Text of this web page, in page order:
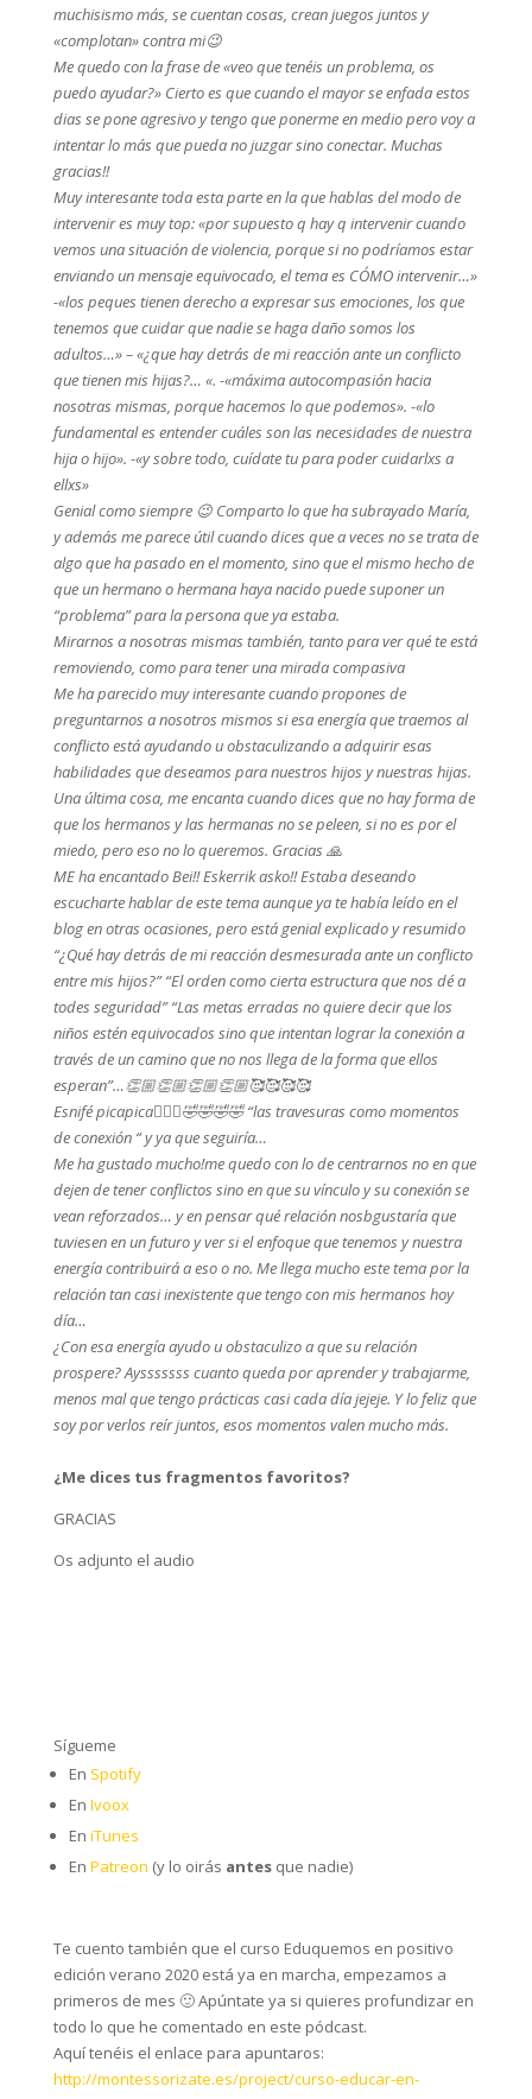
muchisismo más, se cuentan cosas, crean juegos juntos y
«complotan» contra mi😉
Me quedo con la frase de «veo que tenéis un problema, os
puedo ayudar?» Cierto es que cuando el mayor se enfada estos
dias se pone agresivo y tengo que ponerme en medio pero voy a
intentar lo más que pueda no juzgar sino conectar. Muchas
gracias!!
Muy interesante toda esta parte en la que hablas del modo de
intervenir es muy top: «por supuesto q hay q intervenir cuando
vemos una situación de violencia, porque si no podríamos estar
enviando un mensaje equivocado, el tema es CÓMO intervenir…»
-«los peques tienen derecho a expresar sus emociones, los que
tenemos que cuidar que nadie se haga daño somos los
adultos…» – «¿que hay detrás de mi reacción ante un conflicto
que tienen mis hijas?… «. -«máxima autocompasión hacia
nosotras mismas, porque hacemos lo que podemos». -«lo
fundamental es entender cuáles son las necesidades de nuestra
hija o hijo». -«y sobre todo, cuídate tu para poder cuidarlxs a
ellxs»
Genial como siempre 😉 Comparto lo que ha subrayado María,
y además me parece útil cuando dices que a veces no se trata de
algo que ha pasado en el momento, sino que el mismo hecho de
que un hermano o hermana haya nacido puede suponer un
“problema” para la persona que ya estaba.
Mirarnos a nosotras mismas también, tanto para ver qué te está
removiendo, como para tener una mirada compasiva
Me ha parecido muy interesante cuando propones de
preguntarnos a nosotros mismos si esa energía que traemos al
conflicto está ayudando u obstaculizando a adquirir esas
habilidades que deseamos para nuestros hijos y nuestras hijas.
Una última cosa, me encanta cuando dices que no hay forma de
que los hermanos y las hermanas no se peleen, si no es por el
miedo, pero eso no lo queremos. Gracias 🙏
ME ha encantado Bei!! Eskerrik asko!! Estaba deseando
escucharte hablar de este tema aunque ya te había leído en el
blog en otras ocasiones, pero está genial explicado y resumido
“¿Qué hay detrás de mi reacción desmesurada ante un conflicto
entre mis hijos?” “El orden como cierta estructura que nos dé a
todes seguridad” “Las metas erradas no quiere decir que los
niños estén equivocados sino que intentan lograr la conexión a
través de un camino que no nos llega de la forma que ellos
esperan”…👏🏼👏🏼👏🏼👏🏼🥰🥰🥰🥰
Esnifé picapica🙋🏽‍♀️🤣🤣🤣🤣“las travesuras como momentos
de conexión “ y ya que seguiría…
Me ha gustado mucho!me quedo con lo de centrarnos no en que
dejen de tener conflictos sino en que su vínculo y su conexión se
vean reforzados… y en pensar qué relación nosbgustaría que
tuviesen en un futuro y ver si el enfoque que tenemos y nuestra
energía contribuirá a eso o no. Me llega mucho este tema por la
relación tan casi inexistente que tengo con mis hermanos hoy
día…
¿Con esa energía ayudo u obstaculizo a que su relación
prospere? Aysssssss cuanto queda por aprender y trabajarme,
menos mal que tengo prácticas casi cada día jejeje. Y lo feliz que
soy por verlos reír juntos, esos momentos valen mucho más.
¿Me dices tus fragmentos favoritos?
GRACIAS
Os adjunto el audio
Sígueme
En Spotify
En Ivoox
En iTunes
En Patreon (y lo oirás antesque nadie)
Te cuento también que el curso Eduquemos en positivo
edición verano 2020 está ya en marcha, empezamos a
primeros de mes 🙂 Apúntate ya si quieres profundizar en
todo lo que he comentado en este pódcast.
Aquí tenéis el enlace para apuntaros:
http://montessorizate.es/project/curso-educar-en-